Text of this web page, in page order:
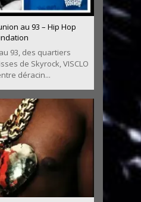
au 93 – Hip Hop
93, des quartiers
de Skyrock, VISCLO
déracin...